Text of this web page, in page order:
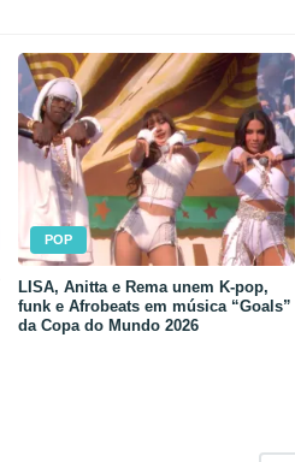
POP
LISA, Anitta e Rema unem K-pop,
funk e Afrobeats em música “Goals”
da Copa do Mundo 2026